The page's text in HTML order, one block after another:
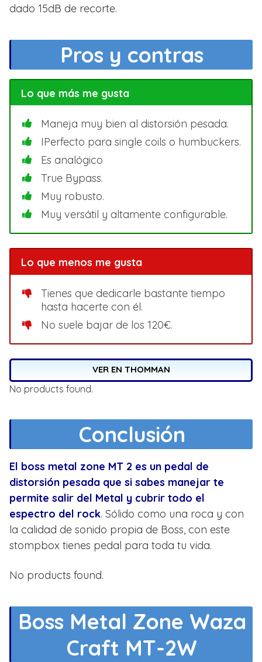
dado 15dB de recorte.
Pros y contras
Lo que más me gusta
Maneja muy bien al distorsión pesada.
IPerfecto para single coils o humbuckers.
Es analógico
True Bypass.
Muy robusto.
Muy versátil y altamente configurable.
Lo que menos me gusta
Tienes que dedicarle bastante tiempo
hasta hacerte con él.
No suele bajar de los 120€.
VER EN THOMMAN
No products found.
Conclusión
El boss metal zone MT 2 es un pedal de
distorsión pesada que si sabes manejar te
permite salir del Metal y cubrir todo el
espectro del rock. Sólido como una roca y con
la calidad de sonido propia de Boss, con este
stompbox tienes pedal para toda tu vida.
No products found.
Boss Metal Zone Waza
Craft MT-2W